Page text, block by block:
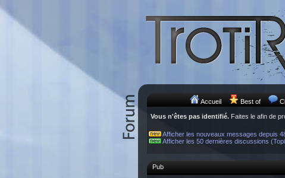
Accueil Best of
Vous n'êtes pas identifié. Faites le afin de
Afficher les nouveaux messages depuis
Afficher les 50 dernières discussions
Pub